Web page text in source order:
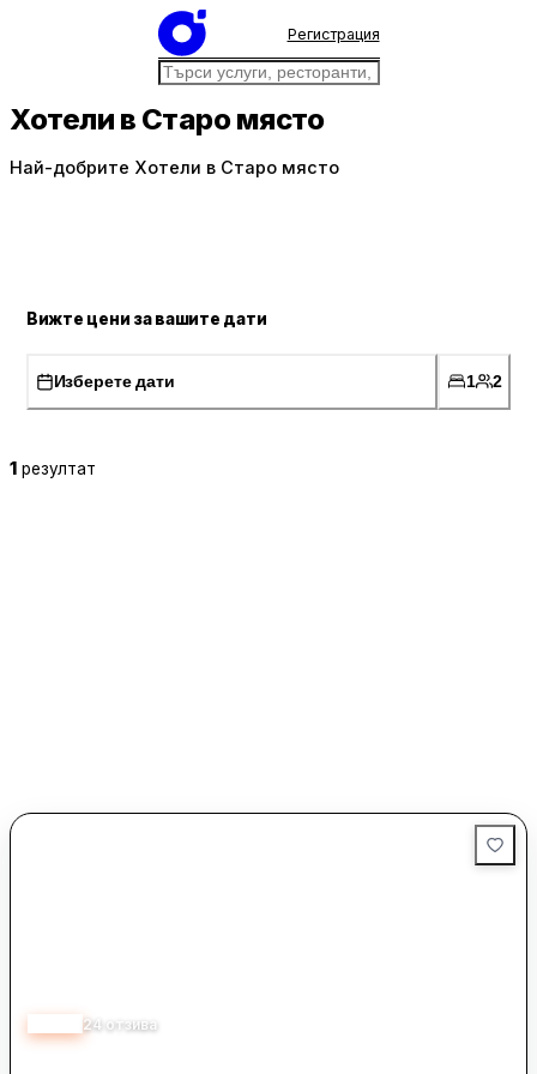
Регистрация
Хотели в Старо място
Най-добрите Хотели в Старо място
Вижте цени за вашите дати
Изберете дати 1 2
1 резултат
24 отзива